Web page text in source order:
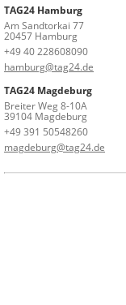
TAG24 Hamburg
Am Sandtorkai 77
20457 Hamburg
+49 40 228608090
hamburg@tag24.de
TAG24 Magdeburg
Breiter Weg 8-10A
39104 Magdeburg
+49 391 50548260
magdeburg@tag24.de